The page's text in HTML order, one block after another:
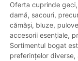
Oferta cuprinde
damă, sacouri,
cămăși, bluze,
accesorii esențiale,
Sortimentul bogat
preferințelor